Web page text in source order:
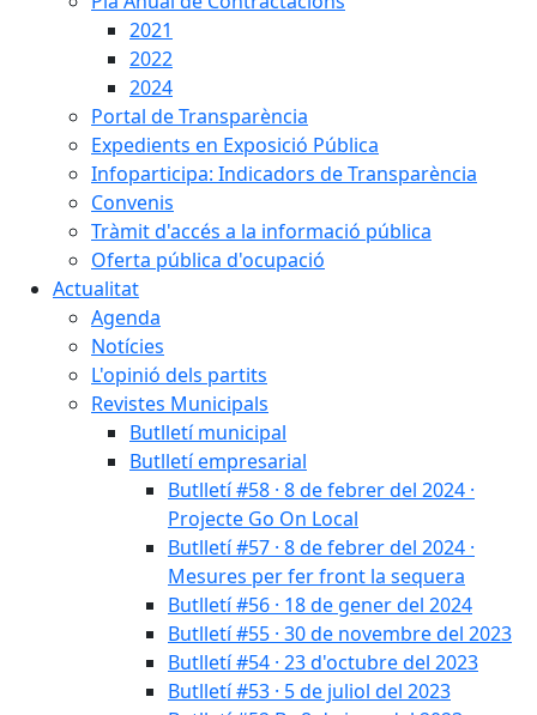
2021
2022
2024
Portal de Transparència
Expedients en Exposició Pública
Infoparticipa: Indicadors de Transparència
Convenis
Tràmit d'accés a la informació pública
Oferta pública d'ocupació
Actualitat
Agenda
Notícies
L'opinió dels partits
Revistes Municipals
Butlletí municipal
Butlletí empresarial
Butlletí #58 · 8 de febrer del 2024 ·
Projecte Go On Local
Butlletí #57 · 8 de febrer del 2024 ·
Mesures per fer front la sequera
Butlletí #56 · 18 de gener del 2024
Butlletí #55 · 30 de novembre del 2023
Butlletí #54 · 23 d'octubre del 2023
Butlletí #53 · 5 de juliol del 2023